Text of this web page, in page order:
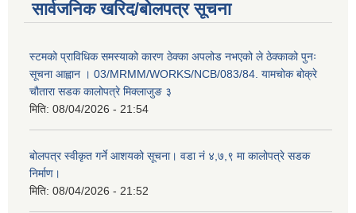
सार्वजनिक खरिद/बोलपत्र सूचना
स्टमको प्राविधिक समस्याको कारण ठेक्का अपलोड नभएको ले ठेक्काको पुनः
सूचना आह्वान । 03/MRMM/WORKS/NCB/083/84. यामचोक बोक्रे
चौतारा सडक कालोपत्रे मिक्लाजुङ ३
मिति: 08/04/2026 - 21:54
बोलपत्र स्वीकृत गर्ने आशयको सूचना। वडा नं ४,७,९ मा कालोपत्रे सडक
निर्माण।
मिति: 08/04/2026 - 21:52